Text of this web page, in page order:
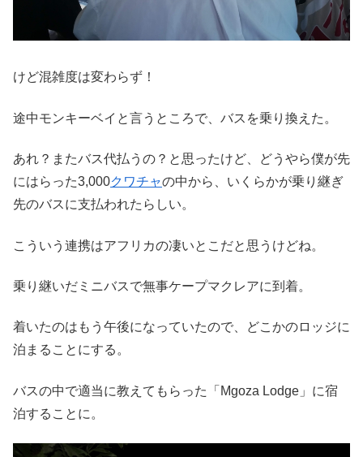
けど混雑度は変わらず！
途中モンキーベイと言うところで、バスを乗り換えた。
あれ？またバス代払うの？と思ったけど、どうやら僕が先
にはらった3,000クワチャの中から、いくらかが乗り継ぎ
先のバスに支払われたらしい。
こういう連携はアフリカの凄いとこだと思うけどね。
乗り継いだミニバスで無事ケープマクレアに到着。
着いたのはもう午後になっていたので、どこかのロッジに
泊まることにする。
バスの中で適当に教えてもらった「Mgoza Lodge」に宿
泊することに。